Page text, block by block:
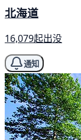
北海道
16,079起出没
通知